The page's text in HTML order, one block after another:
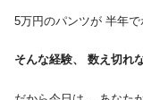
5万円のパンツが 半年で
そんな経験、 数え切れ